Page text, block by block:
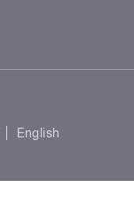
English